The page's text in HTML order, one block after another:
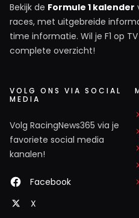
Bekijk de Formule 1 kalender
races, met uitgebreide
time informatie. Wil je F1 op
complete overzicht!
VOLG ONS VIA SOCIAL
MEDIA
Volg RacingNews365 via je
favoriete social media
kanalen!
Facebook
X